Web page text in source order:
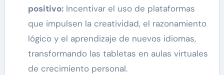
positivo:Incentivar el uso de plataformas
que impulsen la creatividad, el razonamiento
lógico y el aprendizaje de nuevos idiomas,
transformando las tabletas en aulas virtuales
de crecimiento personal.